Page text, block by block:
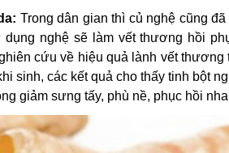
Trong dân gian thì củ nghệ cũng
nghệ sẽ làm vết thương hồi
cứu về hiệu quả lành vết thương
sinh, các kết quả cho thấy tinh bột
giảm sưng tấy, phù nề, phục hồi